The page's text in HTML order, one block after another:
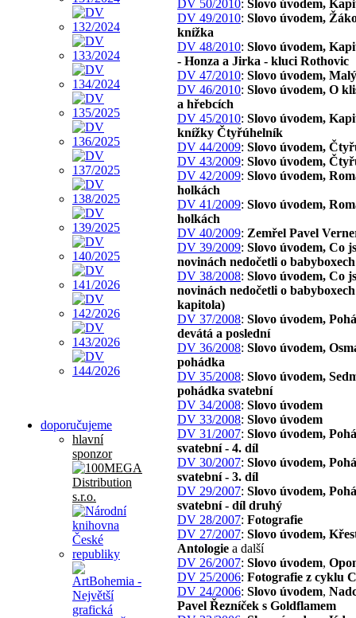
doporučujeme
hlavní
sponzor
DV 50/2010: Slovo úvodem,
DV 49/2010: Slovo úvodem,
knížka
DV 48/2010: Slovo úvodem,
- Honza a Jirka - kluci Rothovic
DV 47/2010: Slovo úvodem,
DV 46/2010: Slovo úvodem, O
a hřebcích
DV 45/2010: Slovo úvodem,
knížky Čtyřúhelník
DV 44/2009: Slovo úvodem,
DV 43/2009: Slovo úvodem,
DV 42/2009: Slovo úvodem,
holkách
DV 41/2009: Slovo úvodem,
holkách
DV 40/2009: Zemřel Pavel
DV 39/2009: Slovo úvodem, Co
novinách nedočetli o babyboxech
DV 38/2008: Slovo úvodem, Co
novinách nedočetli o
kapitola)
DV 37/2008: Slovo úvodem,
devátá a poslední
DV 36/2008: Slovo úvodem,
pohádka
DV 35/2008: Slovo úvodem,
pohádka svatební
DV 34/2008: Slovo úvodem
DV 33/2008: Slovo úvodem
DV 31/2007: Slovo úvodem,
svatební - 4. díl
DV 30/2007: Slovo úvodem,
svatební - 3. díl
DV 29/2007: Slovo úvodem,
svatební - díl druhý
DV 28/2007: Fotografie
DV 27/2007: Slovo úvodem,
Antologie a další
DV 26/2007: Slovo úvodem,
DV 25/2006: Fotografie z cyklu
DV 24/2006: Slovo úvodem,
Pavel Řezníček s Goldflamem